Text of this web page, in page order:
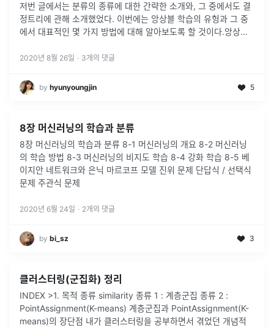
저번 글에서는 분류의 종류에 대한 간략한 소개와, 그 중에서도 결
정트리에 관해 소개했었다. 이번에는 앙상블 학습의 유헝과 그 중
에서 대표적인 몇 가지 방법에 대해 알아보도록 할 것이다.앙상블
(...
2020년 8월 26일 · 3개의 댓글
by hyunyoungjin 5
8장 머신러닝의 학습과 분류
8장 머신러닝의 학습과 분류 8-1 머신러닝의 개요 8-2 머신러닝
의 학습 방법 8-3 머신러닝의 비지도 학습 8-4 강화 학습 8-5 베
이지안 네트워크와 은닉 마르코프 모델 진위 문제 단답식 / 선택식
문제 주관식 문제
2020년 6월 24일 · 2개의 댓글
by bi_sz 3
클러스터링(군집화) 정리
INDEX >1. 목적 종류 similarity 종류 1 : 계층군집 종류 2 :
PointAssignment(K-means) 계층군집과 PointAssignment(K-
means)의 장단점 내가 클러스터링을 공부하면서 겪었던 개념적